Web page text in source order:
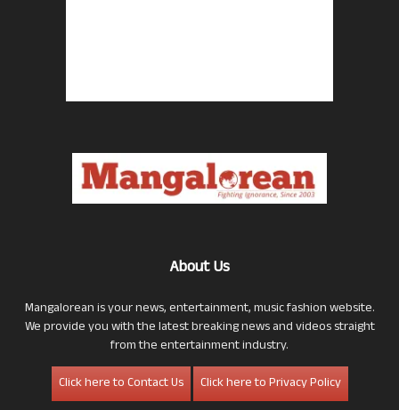
About Us
Mangalorean is your news, entertainment, music fashion website.
We provide you with the latest breaking news and videos straight
from the entertainment industry.
Click here to Contact Us
Click here to Privacy Policy